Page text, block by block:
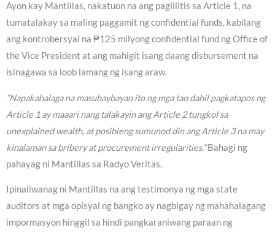
Ayon kay Mantillas, nakatuon na ang paglilitis sa Article 1, na
tumatalakay sa maling paggamit ng confidential funds, kabilang
ang kontrobersyal na ₱125 milyong confidential fund ng Office of
the Vice President at ang mahigit isang daang disbursement na
isinagawa sa loob lamang ng isang araw.
“Napakahalaga na masubaybayan ito ng mga tao dahil pagkatapos ng
Article 1 ay maaari nang talakayin ang Article 2 tungkol sa
unexplained wealth, at posibleng sumunod din ang Article 3 na may
kinalaman sa bribery at procurement irregularities.”Bahagi ng
pahayag ni Mantillas sa Radyo Veritas.
Ipinaliwanag ni Mantillas na ang testimonya ng mga state
auditors at mga opisyal ng bangko ay nagbigay ng mahahalagang
impormasyon hinggil sa hindi pangkaraniwang paraan ng